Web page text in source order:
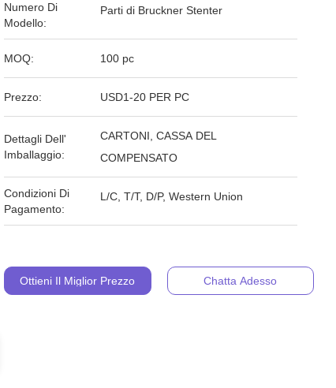
Numero Di
Modello:
Parti di Bruckner Stenter
MOQ: 100 pc
Prezzo: USD1-20 PER PC
Dettagli Dell'
Imballaggio:
CARTONI, CASSA DEL
COMPENSATO
Condizioni Di
Pagamento:
L/C, T/T, D/P, Western Union
Ottieni Il Miglior Prezzo Chatta Adesso